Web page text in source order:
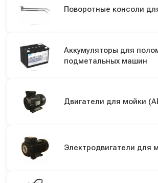
Поворотные консоли
Аккумуляторы для
подметальных машин
Двигатели для мойки
Электродвигатели для